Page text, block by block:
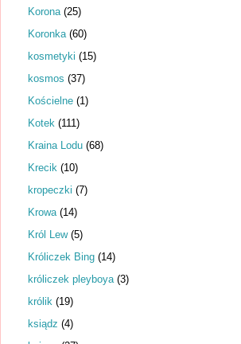
Korona (25)
Koronka (60)
kosmetyki (15)
kosmos (37)
Kościelne (1)
Kotek (111)
Kraina Lodu (68)
Krecik (10)
kropeczki (7)
Krowa (14)
Król Lew (5)
Króliczek Bing (14)
króliczek pleyboya (3)
królik (19)
ksiądz (4)